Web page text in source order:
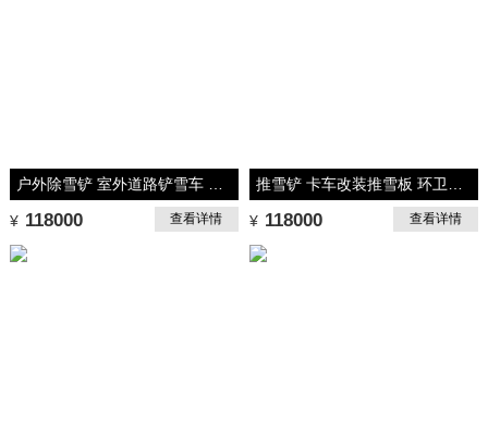
¥ 118000 查看详情 ¥ 118000 查看详情